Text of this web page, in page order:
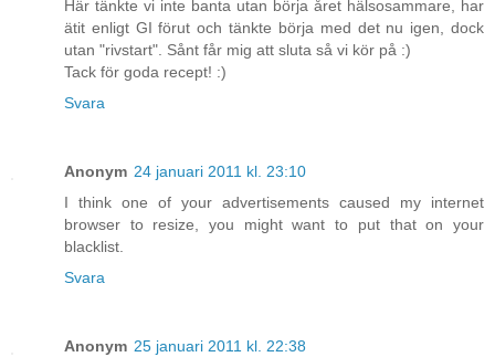
Här tänkte vi inte banta utan börja året hälsosammare, har
ätit enligt GI förut och tänkte börja med det nu igen, dock
utan "rivstart". Sånt får mig att sluta så vi kör på :)
Tack för goda recept! :)
Svara
Anonym 24 januari 2011 kl. 23:10
I think one of your advertisements caused my internet
browser to resize, you might want to put that on your
blacklist.
Svara
Anonym 25 januari 2011 kl. 22:38